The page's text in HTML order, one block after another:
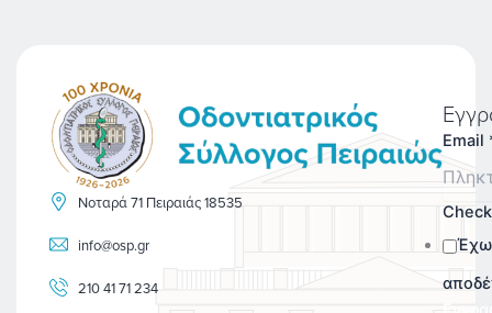
Νοταρά 71 Πειραιάς 18535
info@osp.gr
210 41 71 234
Email
Έχω